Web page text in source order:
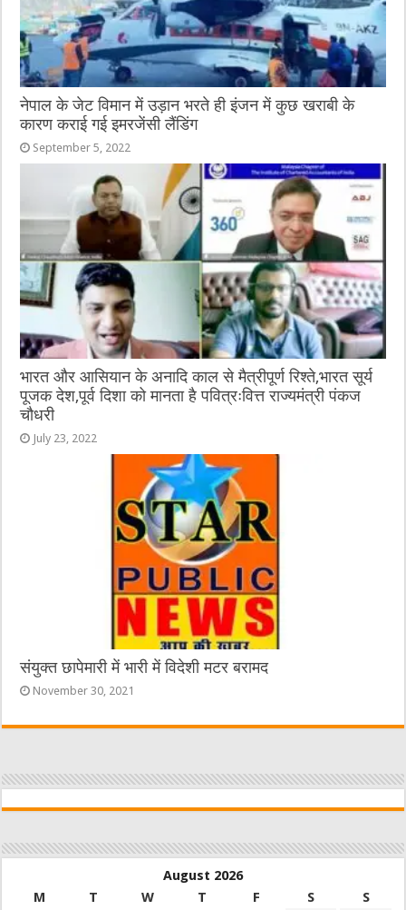
नेपाल के जेट विमान में उड़ान भरते ही इंजन में कुछ खराबी के
कारण कराई गई इमरजेंसी लैंडिंग
September 5, 2022
भारत और आसियान के अनादि काल से मैत्रीपूर्ण रिश्ते,भारत सूर्य
पूजक देश,पूर्व दिशा को मानता है पवित्रःवित्त राज्यमंत्री पंकज
चौधरी
July 23, 2022
संयुक्त छापेमारी में भारी में विदेशी मटर बरामद
November 30, 2021
August 2026
M
T W T F S
S